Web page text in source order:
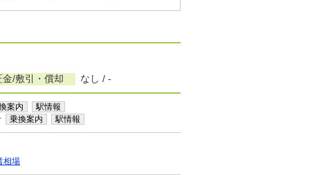
金/敷引・償却 なし / -
案内 駅情報
乗換案内 駅情報
相場